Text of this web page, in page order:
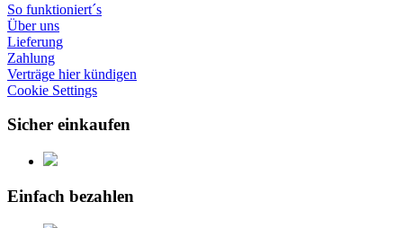
So funktioniert´s
Über uns
Lieferung
Zahlung
Verträge hier kündigen
Cookie Settings
Sicher einkaufen
Einfach bezahlen